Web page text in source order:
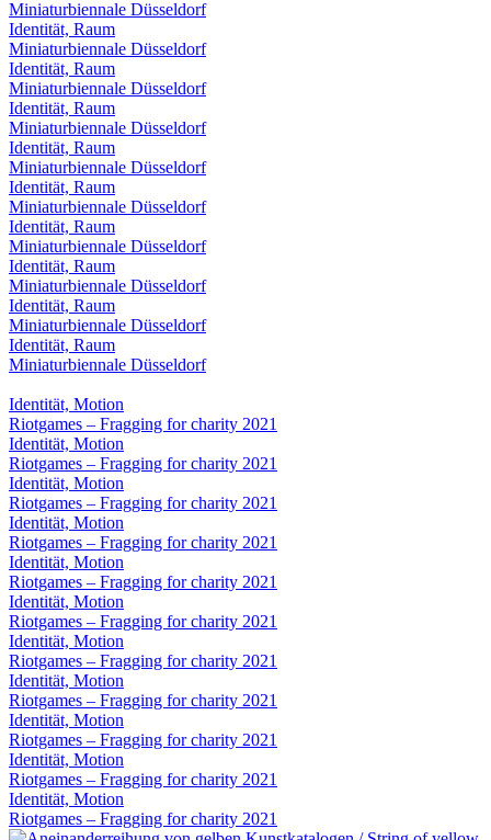
Miniaturbiennale Düsseldorf
Identität, Raum
Miniaturbiennale Düsseldorf
Identität, Raum
Miniaturbiennale Düsseldorf
Identität, Raum
Miniaturbiennale Düsseldorf
Identität, Raum
Miniaturbiennale Düsseldorf
Identität, Raum
Miniaturbiennale Düsseldorf
Identität, Raum
Miniaturbiennale Düsseldorf
Identität, Raum
Miniaturbiennale Düsseldorf
Identität, Raum
Miniaturbiennale Düsseldorf
Identität, Raum
Miniaturbiennale Düsseldorf
Identität, Motion
Riotgames – Fragging for charity 2021
Identität, Motion
Riotgames – Fragging for charity 2021
Identität, Motion
Riotgames – Fragging for charity 2021
Identität, Motion
Riotgames – Fragging for charity 2021
Identität, Motion
Riotgames – Fragging for charity 2021
Identität, Motion
Riotgames – Fragging for charity 2021
Identität, Motion
Riotgames – Fragging for charity 2021
Identität, Motion
Riotgames – Fragging for charity 2021
Identität, Motion
Riotgames – Fragging for charity 2021
Identität, Motion
Riotgames – Fragging for charity 2021
Identität, Motion
Riotgames – Fragging for charity 2021